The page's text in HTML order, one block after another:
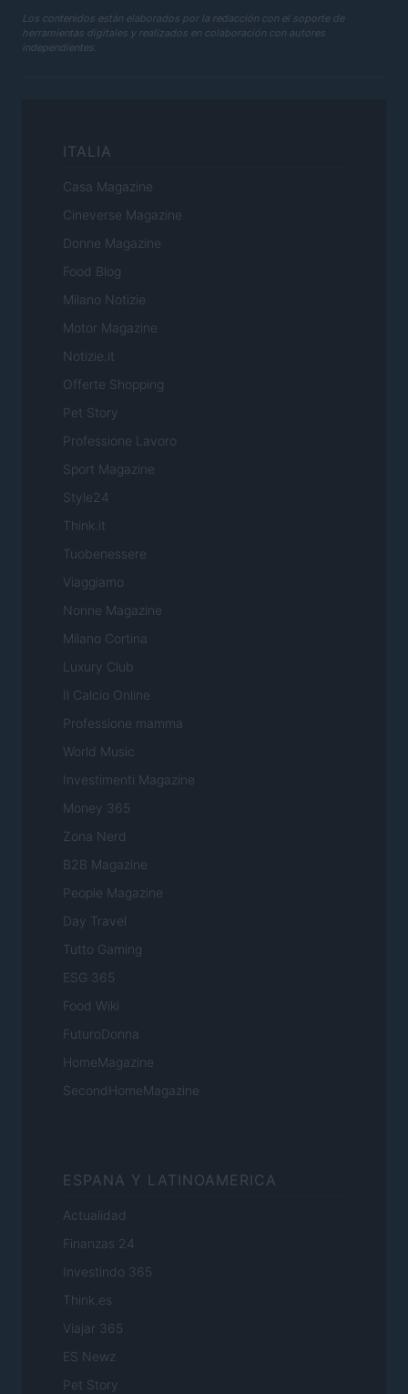
Los contenidos están elaborados por la redacción con el soporte de
herramientas digitales y realizados en colaboración con autores
independientes.
ITALIA
Casa Magazine
Cineverse Magazine
Donne Magazine
Food Blog
Milano Notizie
Motor Magazine
Notizie.it
Offerte Shopping
Pet Story
Professione Lavoro
Sport Magazine
Style24
Think.it
Tuobenessere
Viaggiamo
Nonne Magazine
Milano Cortina
Luxury Club
Il Calcio Online
Professione mamma
World Music
Investimenti Magazine
Money 365
Zona Nerd
B2B Magazine
People Magazine
Day Travel
Tutto Gaming
ESG 365
Food Wiki
FuturoDonna
HomeMagazine
SecondHomeMagazine
ESPANA Y LATINOAMERICA
Actualidad
Finanzas 24
Investindo 365
Think.es
Viajar 365
ES Newz
Pet Story